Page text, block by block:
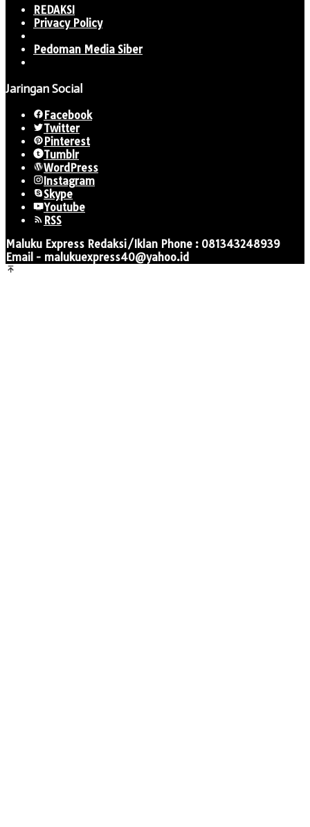
REDAKSI
Privacy Policy
Pedoman Media Siber
Jaringan Social
Facebook
Twitter
Pinterest
Tumblr
WordPress
Instagram
Skype
Youtube
RSS
Maluku Express Redaksi/Iklan Phone : 081343248939
Email - malukuexpress40@yahoo.id